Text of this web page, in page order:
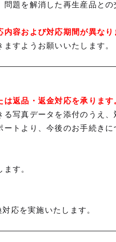
題を解消した再生産品との
容および対応期間が異なり
すようお願いいたします。
返品・返金対応を承ります
写真データを添付のうえ、
トより、今後のお手続きに
す。
応を実施いたします。